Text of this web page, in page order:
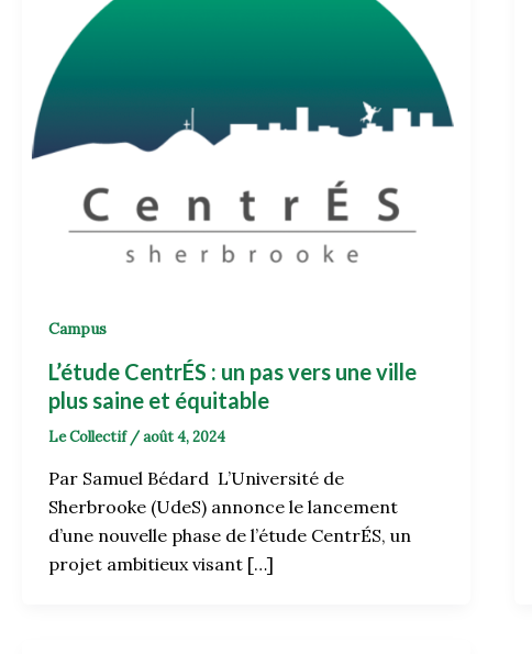
Campus
L’étude CentrÉS : un pas vers une ville
plus saine et équitable
Le Collectif /août 4, 2024
Par Samuel Bédard L’Université de
Sherbrooke (UdeS) annonce le lancement
d’une nouvelle phase de l’étude CentrÉS, un
projet ambitieux visant […]